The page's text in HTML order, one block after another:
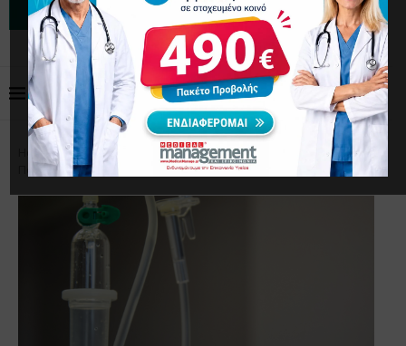
Home Επικαιρότητα
Αντικαρκινική θεραπεία:
Παίζει ρόλο η ώρα που χορηγείται;